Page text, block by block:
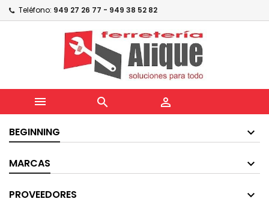
Teléfono: 949 27 26 77 - 949 38 52 82
  
BEGINNING
MARCAS
PROVEEDORES